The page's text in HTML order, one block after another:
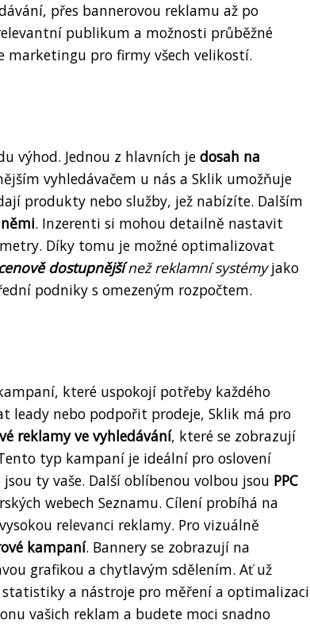
přes bannerovou reklamu až po
publikum a možnosti průběžné
pro firmy všech velikostí.
výhod. Jednou z hlavních je dosah na
vyhledávačem u nás a Sklik umožňuje
produkty nebo služby, jež nabízíte. Dalším
. Inzerenti si mohou detailně nastavit
Díky tomu je možné optimalizovat
cenově dostupnějšínež reklamní systémyjako
podniky s omezeným rozpočtem.
které uspokojí potřeby každého
leady nebo podpořit prodeje, Sklik má pro
reklamy ve vyhledávání, které se zobrazují
typ kampaní je ideální pro oslovení
ty vaše. Další oblíbenou volbou jsou PPC
webech Seznamu. Cílení probíhá na
relevanci reklamy. Pro vizuálně
kampaní. Bannery se zobrazují na
grafikou a chytlavým sdělením. Ať už
a nástroje pro měření a optimalizaci
vašich reklam a budete moci snadno